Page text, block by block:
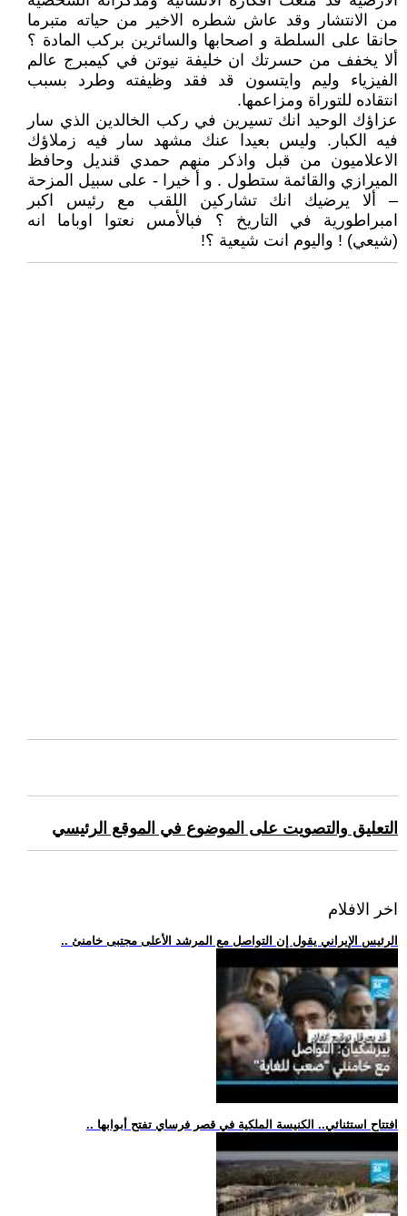
من الانتشار وقد عاش شطره الاخير من حياته متبرما
حانقا على السلطة و اصحابها والسائرين بركب المادة ؟
ألا يخفف من حسرتك ان خليفة نيوتن في كيمبرج عالم
الفيزياء وليم وايتسون قد فقد وظيفته وطرد بسبب
انتقاده للتوراة ومزاعمها.
عزاؤك الوحيد انك تسيرين في ركب الخالدين الذي سار
فيه الكبار. وليس بعيدا عنك مشهد سار فيه زملاؤك
الاعلاميون من قبل واذكر منهم حمدي قنديل وحافظ
الميرازي والقائمة ستطول . و أ خيرا - على سبيل المزحة
– ألا يرضيك انك تشاركين اللقب مع رئيس اكبر
امبراطورية في التاريخ ؟ فبالأمس نعتوا اوباما انه
(شيعي) ! واليوم انت شيعية ؟!
التعليق والتصويت على الموضوع في الموقع الرئيسي
اخر الافلام
.. الرئيس الإيراني يقول إن التواصل مع المرشد الأعلى مجتبى خامنئ
.. افتتاح استثنائي.. الكنيسة الملكية في قصر فرساي تفتح أبوابها